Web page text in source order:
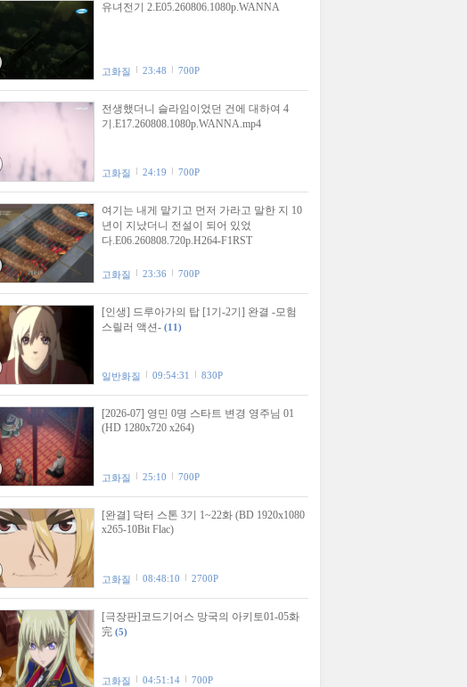
유녀전기 2.E05.260806.1080p.WANNA
고화질 23:48 700P
전생했더니 슬라임이었던 건에 대하여 4
기.E17.260808.1080p.WANNA.mp4
고화질 24:19 700P
여기는 내게 맡기고 먼저 가라고 말한 지 10
년이 지났더니 전설이 되어 있었
다.E06.260808.720p.H264-F1RST
고화질 23:36 700P
[인생] 드루아가의 탑 [1기-2기] 완결 -모험
스릴러 액션- (11)
일반화질 09:54:31 830P
[2026-07] 영민 0명 스타트 변경 영주님 01
(HD 1280x720 x264)
고화질 25:10 700P
[완결] 닥터 스톤 3기 1~22화 (BD 1920x1080
x265-10Bit Flac)
고화질 08:48:10 2700P
[극장판]코드기어스 망국의 아키토01-05화
完 (5)
고화질 04:51:14 700P